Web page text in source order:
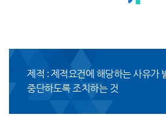
제적 : 제적요건에 해당하는 사유가
중단하도록 조치하는 것